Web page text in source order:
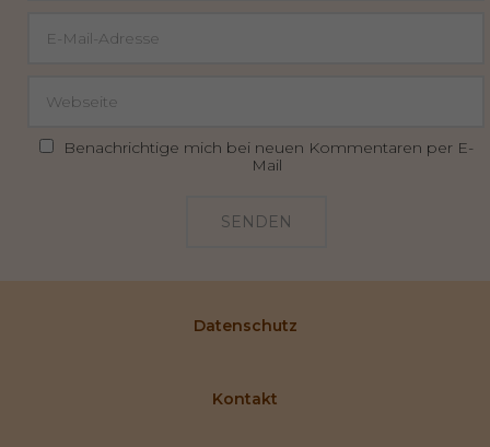
Benachrichtige mich bei neuen Kommentaren per E-
Mail
SENDEN
Datenschutz
Kontakt